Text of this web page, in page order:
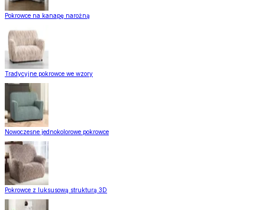
Pokrowce na kanapę narożną
Tradycyjne pokrowce we wzory
Nowoczesne jednokolorowe pokrowce
Pokrowce z luksusową strukturą 3D